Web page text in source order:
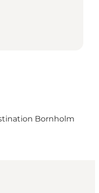
Bornholm